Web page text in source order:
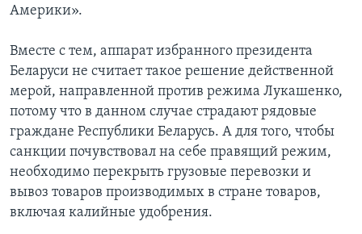
Америки».
Вместе с тем, аппарат избранного президента
Беларуси не считает такое решение действенной
мерой, направленной против режима Лукашенко,
потому что в данном случае страдают рядовые
граждане Республики Беларусь. А для того, чтобы
санкции почувствовал на себе правящий режим,
необходимо перекрыть грузовые перевозки и
вывоз товаров производимых в стране товаров,
включая калийные удобрения.